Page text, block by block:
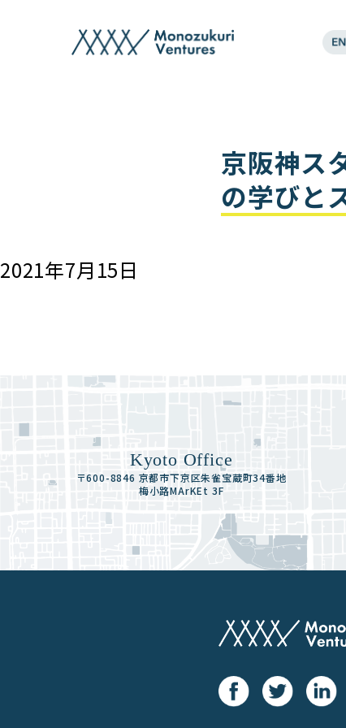
京阪神ス
の学びと
2021年7月15日
Kyoto Office
〒600-8846 京都市下京区朱雀宝蔵町34番地
梅小路MArKEt 3F